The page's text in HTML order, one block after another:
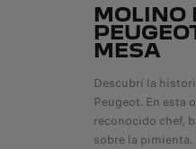
MOLINO
MESA
Descubrí la
Peugeot. En esta
reconocido chef,
sobre la pimienta.